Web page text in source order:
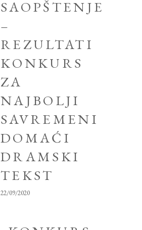
SAOPŠTENJE
–
REZULTATI
KONKURS
ZA
NAJBOLJI
SAVREMENI
DOMAĆI
DRAMSKI
TEKST
22/09/2020